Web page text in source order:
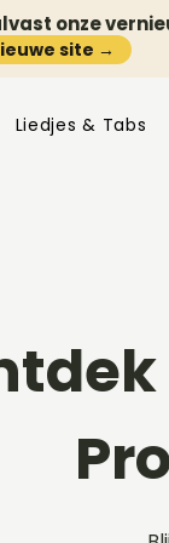
onze
site →
Liedjes & Tabs